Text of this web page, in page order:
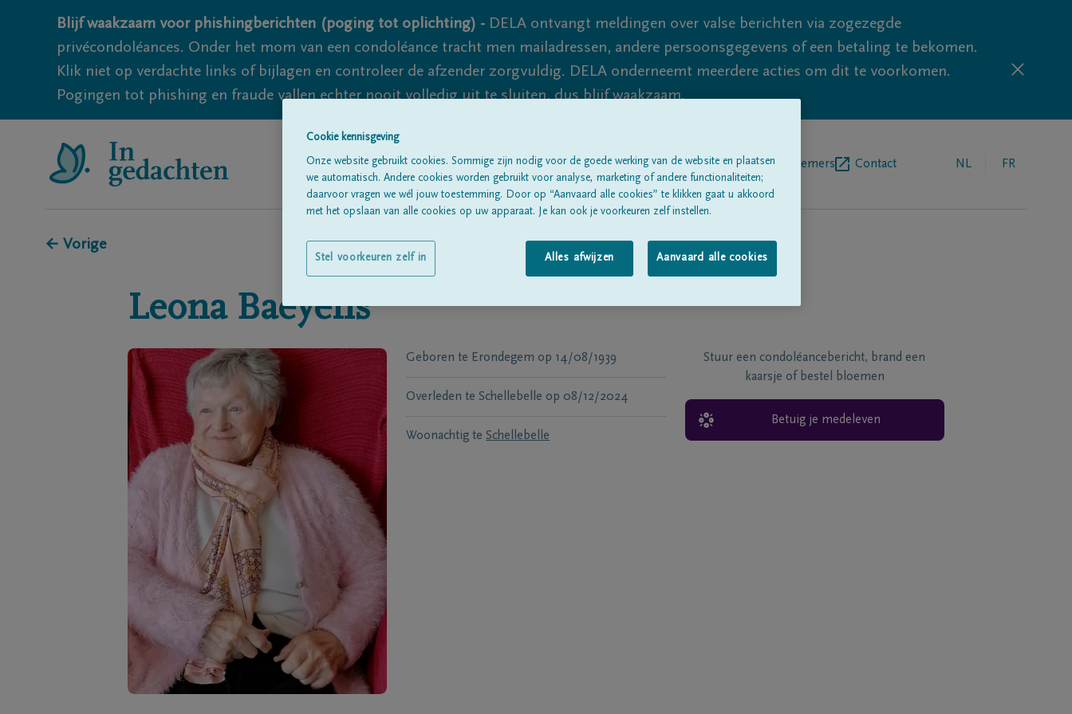
Blijf waakzaam voor phishingberichten (poging tot oplichting) - DELA ontvangt meldingen over valse berichten via zogezegde
privécondoléances. Onder het mom van een condoléance tracht men mailadressen, andere persoonsgegevens of een betaling te bekomen.
Klik niet op verdachte links of bijlagen en controleer de afzender zorgvuldig. DELA onderneemt meerdere acties om dit te voorkomen.
Pogingen tot phishing en fraude vallen echter nooit volledig uit te sluiten, dus blijf waakzaam.
Alle rouwberichtenOver onsBegrafenisondernemers Contact NL FR
← Vorige
Leona Baeyens
Geboren te Erondegem op 14/08/1939
Overleden te Schellebelle op 08/12/2024
Woonachtig te Schellebelle
Stuur een condoléancebericht, brand een
kaarsje of bestel bloemen
Betuig je medeleven
Cookie kennisgeving
Onze website gebruikt cookies. Sommige zijn nodig voor de goede werking van de website en plaatsen
we automatisch. Andere cookies worden gebruikt voor analyse, marketing of andere functionaliteiten;
daarvoor vragen we wél jouw toestemming. Door op “Aanvaard alle cookies” te klikken gaat u akkoord
met het opslaan van alle cookies op uw apparaat. Je kan ook je voorkeuren zelf instellen.
Alles afwijzen Aanvaard alle cookies
Stel voorkeuren zelf in